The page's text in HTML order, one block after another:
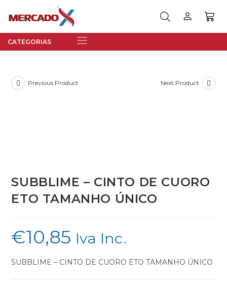
Previous Product Next Product
SUBBLIME – CINTO DE CUORO
ETO TAMANHO ÚNICO
€10,85 Iva Inc.
SUBBLIME – CINTO DE CUORO ETO TAMANHO ÚNICO